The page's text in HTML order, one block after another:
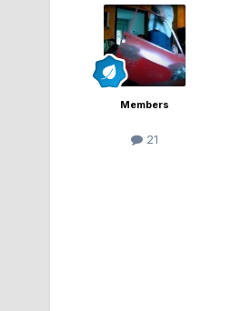
Members
21